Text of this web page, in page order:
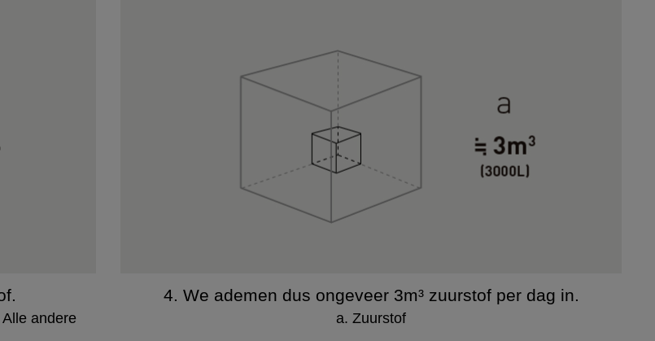
andere
4. We ademen dus ongeveer 3m³ zuurstof per dag in.
a. Zuurstof